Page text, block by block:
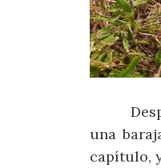
una
capítulo,